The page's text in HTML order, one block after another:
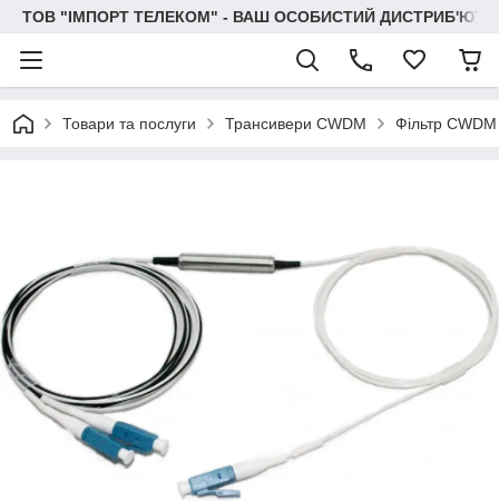
ТОВ "IМПОРТ ТЕЛЕКОМ" - ВАШ ОСОБИСТИЙ
Товари та послуги Трансивери CWDM Фільтр CWDM